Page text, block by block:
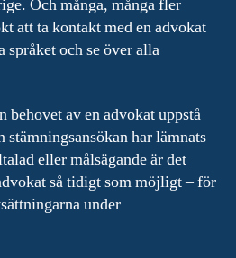
Och många, många fler
att ta kontakt med en advokat
och se över alla
av en advokat uppstå
har lämnats
eller målsägande är det
så tidigt som möjligt – för
under